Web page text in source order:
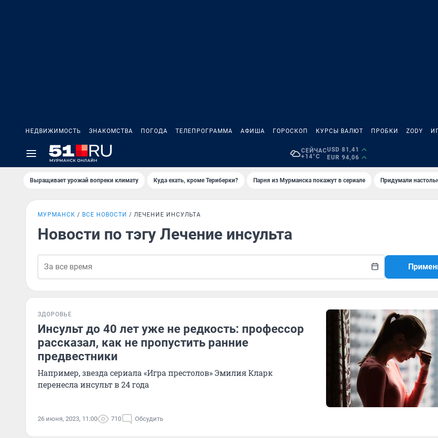
НЕДВИЖИМОСТЬ ЗНАКОМСТВА ПОГОДА ТЕЛЕПРОГРАММА АФИША ГОРОСКОП КУРСЫ ВАЛЮТ ПРОБКИ ZODY
СЕЙЧАС
+14°C
USD 81,41
EUR 94,06
Выращивает урожай вопреки климату Куда ехать, кроме Териберки? Парня из Мурманска покажут в сериале Придумали
МУРМАНСК ВСЕ НОВОСТИ ЛЕЧЕНИЕ ИНСУЛЬТА
Новости по тэгу Лечение инсульта
ЗДОРОВЬЕ
Инсульт до 40 лет уже не редкость: профессор
рассказал, как не пропустить ранние
предвестники
Например, звезда сериала «Игра престолов» Эмилия Кларк
перенесла инсульт в 24 года
26 июня, 2023, 11:00 710 Обсудить